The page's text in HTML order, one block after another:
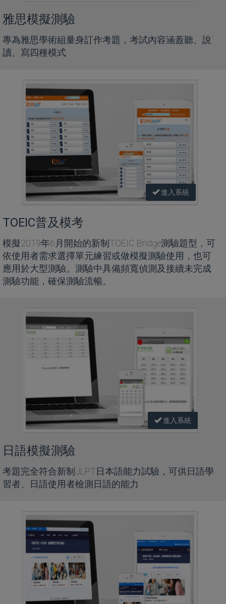
雅思模擬測驗
專為雅思學術組量身訂作考題，考試內容涵蓋聽、說`
讀、寫四種模式
進入系統
TOEIC普及模考
模擬2019年6月開始的新制TOEIC Bridge測驗題型，可
依使用者需求選擇單元練習或做模擬測驗使用，也可
應用於大型測驗。測驗中具備頻寬偵測及接續未完成
測驗功能，確保測驗流暢。
進入系統
日語模擬測驗
考題完全符合新制JLPT日本語能力試驗，可供日語學
習者、日語使用者檢測日語的能力